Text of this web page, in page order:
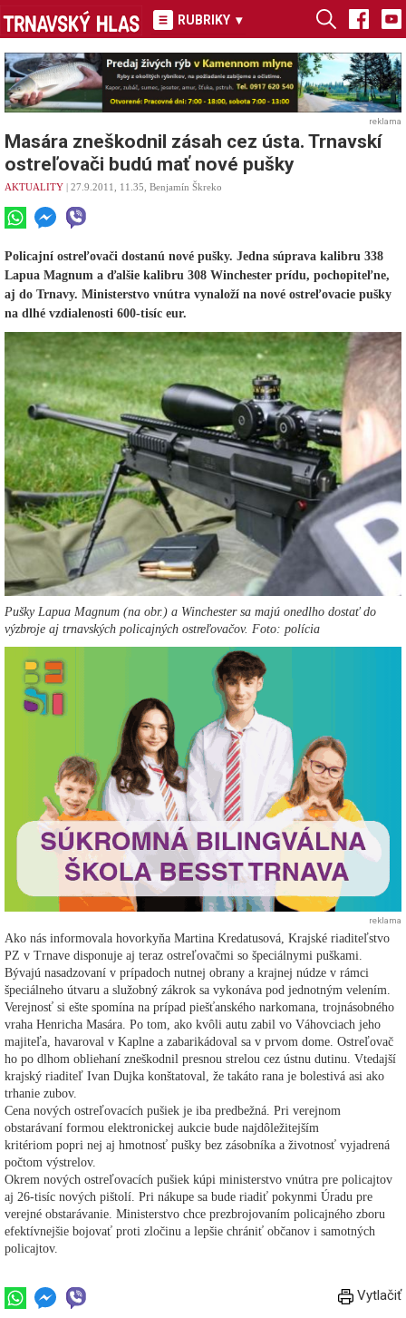
RUBRIKY ▾
reklama
Masára zneškodnil zásah cez ústa. Trnavskí
ostreľovači budú mať nové pušky
AKTUALITY | 27.9.2011, 11.35, Benjamín Škreko
Policajní ostreľovači dostanú nové pušky. Jedna súprava kalibru 338
Lapua Magnum a ďalšie kalibru 308 Winchester prídu, pochopiteľne,
aj do Trnavy. Ministerstvo vnútra vynaloží na nové ostreľovacie pušky
na dlhé vzdialenosti 600-tisíc eur.
Pušky Lapua Magnum (na obr.) a Winchester sa majú onedlho dostať do
výzbroje aj trnavských policajných ostreľovačov. Foto: polícia
reklama
Ako nás informovala hovorkyňa Martina Kredatusová, Krajské riaditeľstvo
PZ v Trnave disponuje aj teraz ostreľovačmi so špeciálnymi puškami.
Bývajú nasadzovaní v prípadoch nutnej obrany a krajnej núdze v rámci
špeciálneho útvaru a služobný zákrok sa vykonáva pod jednotným velením.
Verejnosť si ešte spomína na prípad piešťanského narkomana, trojnásobného
vraha Henricha Masára. Po tom, ako kvôli autu zabil vo Váhovciach jeho
majiteľa, havaroval v Kaplne a zabarikádoval sa v prvom dome. Ostreľovač
ho po dlhom obliehaní zneškodnil presnou strelou cez ústnu dutinu. Vtedajší
krajský riaditeľ Ivan Dujka konštatoval, že takáto rana je bolestivá asi ako
trhanie zubov.
Cena nových ostreľovacích pušiek je iba predbežná. Pri verejnom
obstarávaní formou elektronickej aukcie bude najdôležitejším
kritériom popri nej aj hmotnosť pušky bez zásobníka a životnosť vyjadrená
počtom výstrelov.
Okrem nových ostreľovacích pušiek kúpi ministerstvo vnútra pre policajtov
aj 26-tisíc nových pištolí. Pri nákupe sa bude riadiť pokynmi Úradu pre
verejné obstarávanie. Ministerstvo chce prezbrojovaním policajného zboru
efektívnejšie bojovať proti zločinu a lepšie chrániť občanov i samotných
policajtov.
Vytlačiť